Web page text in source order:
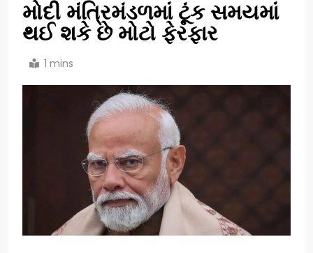
મોદી મંત્રિમંડળમાં ટૂંક સમયમાં
થઈ શકે છે મોટો ફેરફાર
1 mins